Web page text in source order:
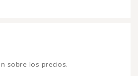
sobre los precios.